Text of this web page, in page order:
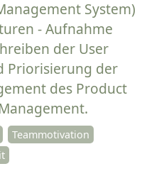
System)
- Aufnahme
der User
Priorisierung der
des Product
Teammotivation